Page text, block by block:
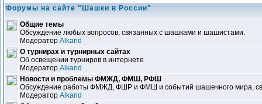
Форумы на сайте "Шашки в России"
Общие темы
Обсуждение любых вопросов, связанных с шашками и шашистами.
Модератор Alkand
О турнирах и турнирных сайтах
Об освещении турниров в интернете
Модератор Alkand
Новости и проблемы ФМЖД, ФМШ, РФШ
Обсуждение работы ФМЖД, ФШР и ФМШ и событий шашечного мира,
Модератор Alkand